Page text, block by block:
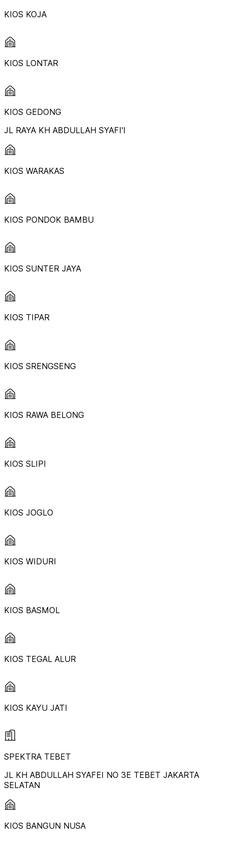
KIOS KOJA
KIOS LONTAR
KIOS GEDONG
JL RAYA KH ABDULLAH SYAFI'I
KIOS WARAKAS
KIOS PONDOK BAMBU
KIOS SUNTER JAYA
KIOS TIPAR
KIOS SRENGSENG
KIOS RAWA BELONG
KIOS SLIPI
KIOS JOGLO
KIOS WIDURI
KIOS BASMOL
KIOS TEGAL ALUR
KIOS KAYU JATI
SPEKTRA TEBET
JL KH ABDULLAH SYAFEI NO 3E TEBET JAKARTA
SELATAN
KIOS BANGUN NUSA